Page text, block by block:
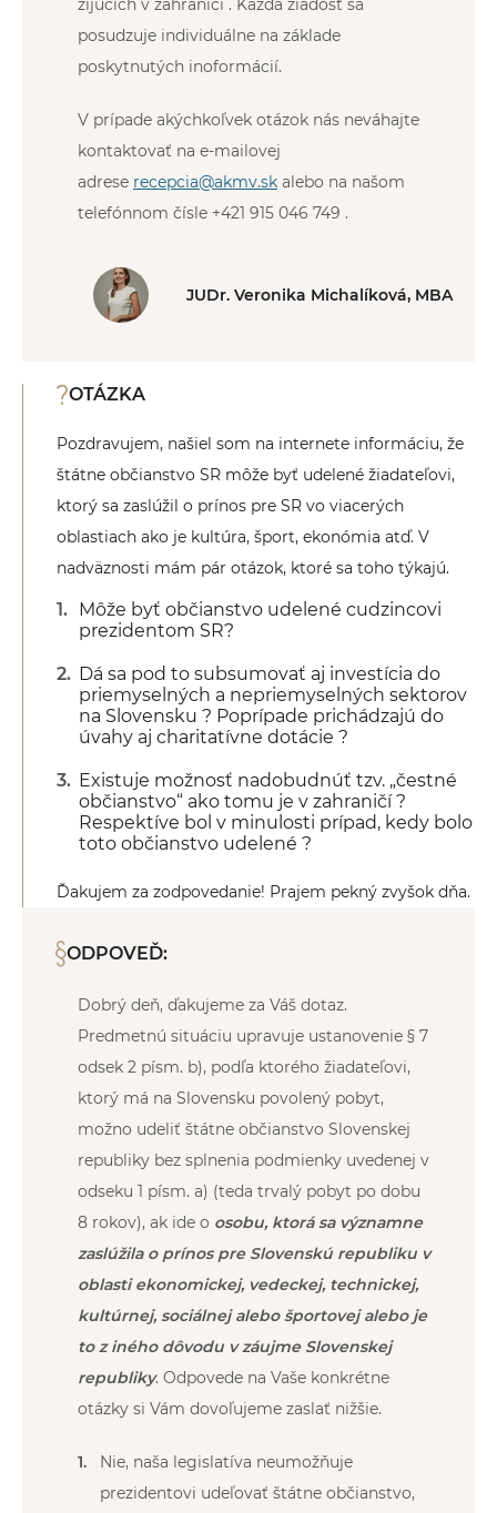
žijúcich v zahraničí . Každá žiadosť sa
posudzuje individuálne na základe
poskytnutých inoformácií.
V prípade akýchkoľvek otázok nás neváhajte
kontaktovať na e-mailovej
adrese recepcia@akmv.sk alebo na našom
telefónnom čísle +421 915 046 749 .
JUDr. Veronika Michalíková, MBA
OTÁZKA
Pozdravujem, našiel som na internete informáciu, že
štátne občianstvo SR môže byť udelené žiadateľovi,
ktorý sa zaslúžil o prínos pre SR vo viacerých
oblastiach ako je kultúra, šport, ekonómia atď. V
nadväznosti mám pár otázok, ktoré sa toho týkajú.
Môže byť občianstvo udelené cudzincovi
prezidentom SR?
Dá sa pod to subsumovať aj investícia do
priemyselných a nepriemyselných sektorov
na Slovensku ? Poprípade prichádzajú do
úvahy aj charitatívne dotácie ?
Existuje možnosť nadobudnúť tzv. „čestné
občianstvo“ ako tomu je v zahraničí ?
Respektíve bol v minulosti prípad, kedy bolo
toto občianstvo udelené ?
Ďakujem za zodpovedanie! Prajem pekný zvyšok dňa.
ODPOVEĎ:
Dobrý deň, ďakujeme za Váš dotaz.
Predmetnú situáciu upravuje ustanovenie § 7
odsek 2 písm. b), podľa ktorého žiadateľovi,
ktorý má na Slovensku povolený pobyt,
možno udeliť štátne občianstvo Slovenskej
republiky bez splnenia podmienky uvedenej v
odseku 1 písm. a) (teda trvalý pobyt po dobu
8 rokov), ak ide o osobu, ktorá sa významne
zaslúžila o prínos pre Slovenskú republiku v
oblasti ekonomickej, vedeckej, technickej,
kultúrnej, sociálnej alebo športovej alebo je
to z iného dôvodu v záujme Slovenskej
republiky. Odpovede na Vaše konkrétne
otázky si Vám dovoľujeme zaslať nižšie.
Nie, naša legislatíva neumožňuje
prezidentovi udeľovať štátne občianstvo,